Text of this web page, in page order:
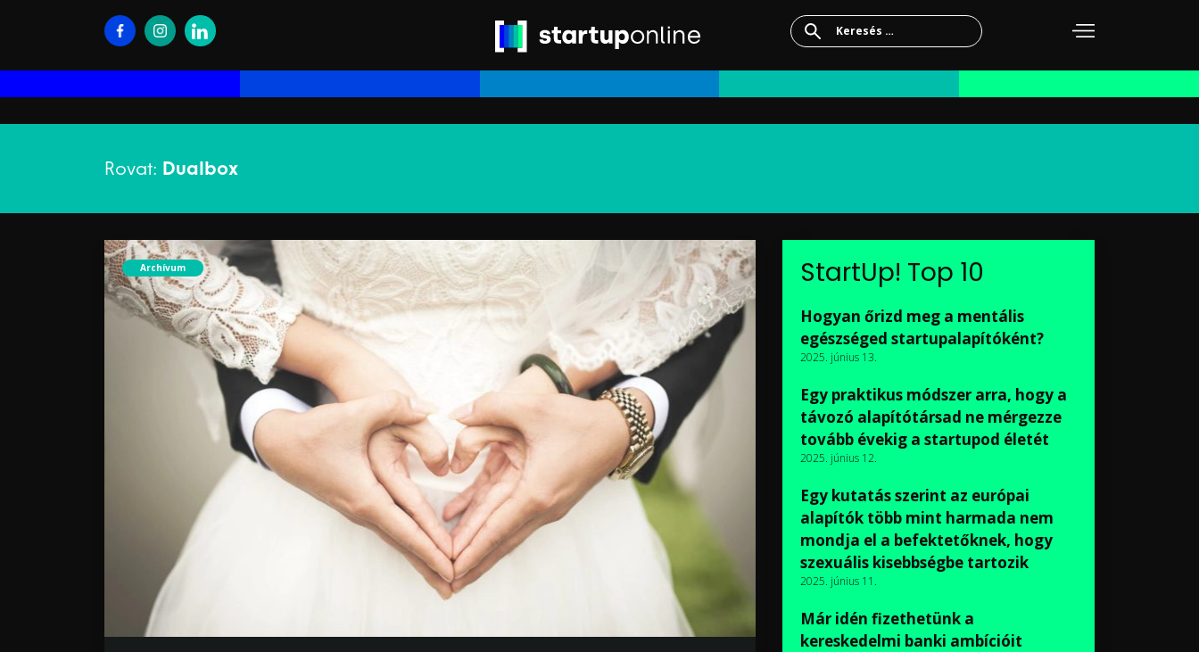
Keresés:
Rovat: Dualbox
Archívum StartUp! Top 10
Hogyan őrizd meg a mentális
egészséged startupalapítóként?
2025. június 13.
Egy praktikus módszer arra, hogy a
távozó alapítótársad ne mérgezze
tovább évekig a startupod életét
2025. június 12.
Egy kutatás szerint az európai
alapítók több mint harmada nem
mondja el a befektetőknek, hogy
szexuális kisebbségbe tartozik
2025. június 11.
Már idén fizethetünk a
kereskedelmi banki ambícióit